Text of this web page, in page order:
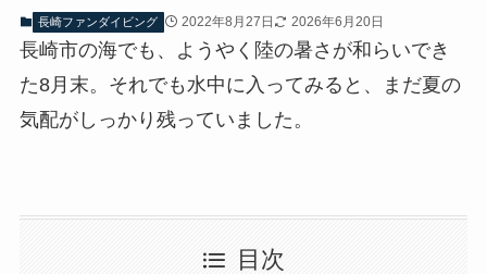
長崎ファンダイビング 2022年8月27日 2026年6月20日
長崎市の海でも、ようやく陸の暑さが和らいでき
た8月末。それでも水中に入ってみると、まだ夏の
気配がしっかり残っていました。
目次